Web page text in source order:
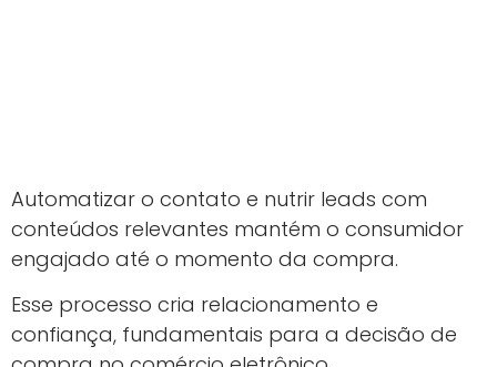
Automatizar o contato e nutrir leads com
conteúdos relevantes mantém o consumidor
engajado até o momento da compra.
Esse processo cria relacionamento e
confiança, fundamentais para a decisão de